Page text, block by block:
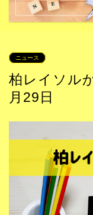
ニュース
柏レイソル
月29日